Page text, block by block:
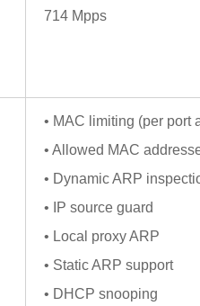
714 Mpps
• MAC limiting (per port
• Allowed MAC
• Dynamic ARP
• IP source guard
• Local proxy ARP
• Static ARP support
• DHCP snooping